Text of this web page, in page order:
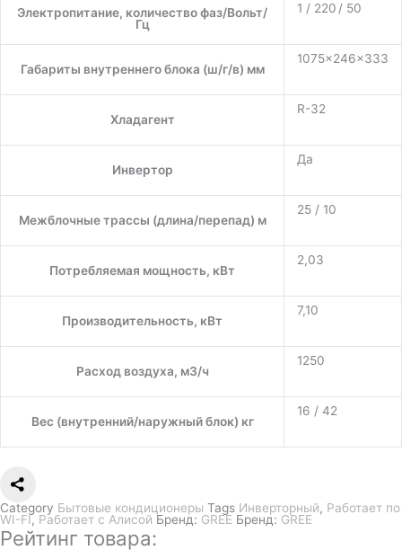
Электропитание, количество фаз/Вольт/
Гц
1 / 220 / 50
Габариты внутреннего блока (ш/г/в) мм
1075×246×333
Хладагент
R-32
Инвертор
Да
Межблочные трассы (длина/перепад) м
25 / 10
Потребляемая мощность, кВт
2,03
Производительность, кВт
7,10
Расход воздуха, м3/ч
1250
Вес (внутренний/наружный блок) кг
16 / 42
Category Бытовые кондиционеры Tags Инверторный, Работает по
WI-FI, Работает с Алисой Бренд: GREE Бренд: GREE
Рейтинг товара: